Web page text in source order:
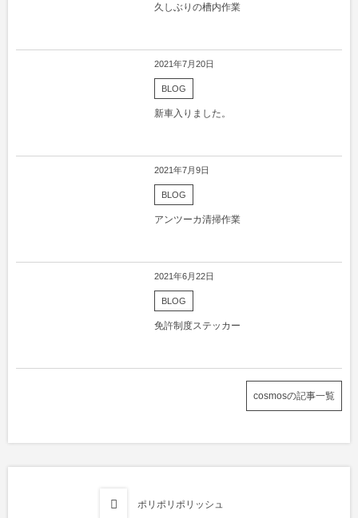
久しぶりの槽内作業
2021年7月20日
BLOG
新車入りました。
2021年7月9日
BLOG
アンツーカ清掃作業
2021年6月22日
BLOG
免許制度ステッカー
cosmosの記事一覧
ポリポリポリッシュ